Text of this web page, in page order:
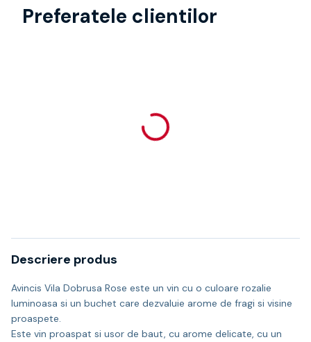
Preferatele clientilor
Descriere produs
Avincis Vila Dobrusa Rose este un vin cu o culoare rozalie
luminoasa si un buchet care dezvaluie arome de fragi si visine
proaspete.
Este vin proaspat si usor de baut, cu arome delicate, cu un